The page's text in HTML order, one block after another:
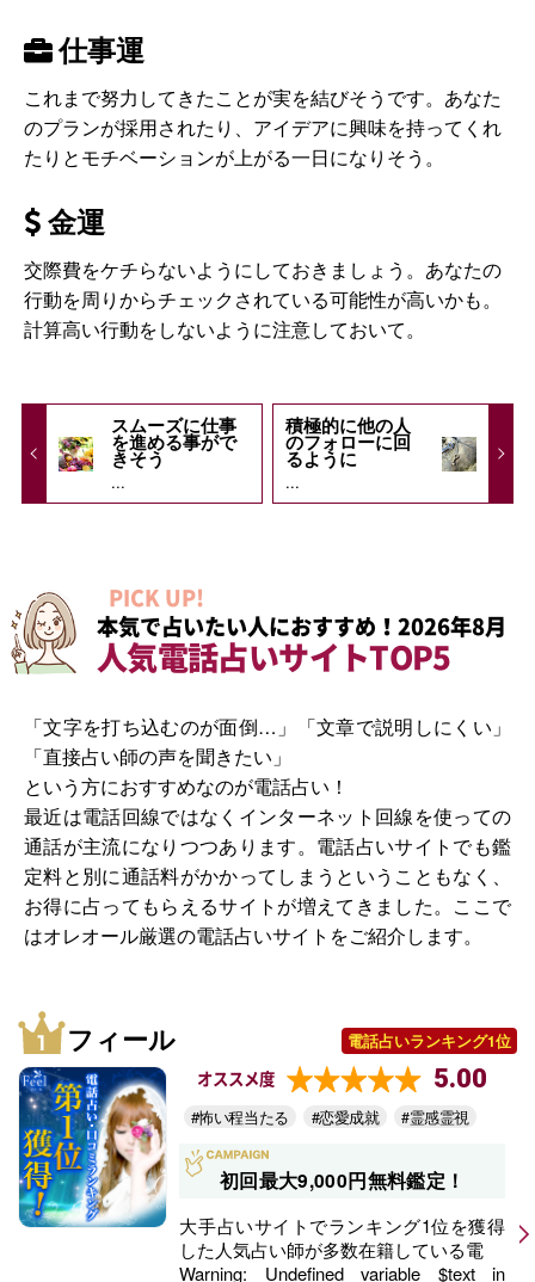
仕事運
これまで努力してきたことが実を結びそうです。あなた
のプランが採用されたり、アイデアに興味を持ってくれ
たりとモチベーションが上がる一日になりそう。
金運
交際費をケチらないようにしておきましょう。あなたの
行動を周りからチェックされている可能性が高いかも。
計算高い行動をしないように注意しておいて。
スムーズに仕事
を進める事がで
きそう
...
積極的に他の人
のフォローに回
るように
...
PICK UP!
本気で占いたい人におすすめ！2026年8月
人気電話占いサイトTOP5
「文字を打ち込むのが面倒…」「文章で説明しにくい」
「直接占い師の声を聞きたい」
という方におすすめなのが電話占い！
最近は電話回線ではなくインターネット回線を使っての
通話が主流になりつつあります。電話占いサイトでも鑑
定料と別に通話料がかかってしまうということもなく、
お得に占ってもらえるサイトが増えてきました。ここで
はオレオール厳選の電話占いサイトをご紹介します。
フィール 電話占いランキング1位
オススメ度 5.00
#怖い程当たる #恋愛成就 #霊感霊視
初回最大9,000円無料鑑定！
大手占いサイトでランキング1位を獲得
した人気占い師が多数在籍している電
Warning: Undefined variable $text in